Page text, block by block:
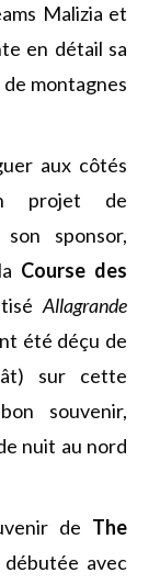
Malizia et
en détail sa
montagnes
aux côtés
projet de
sponsor,
Course des
Allagrande
été déçu de
sur cette
souvenir,
nuit au nord
de The
avec